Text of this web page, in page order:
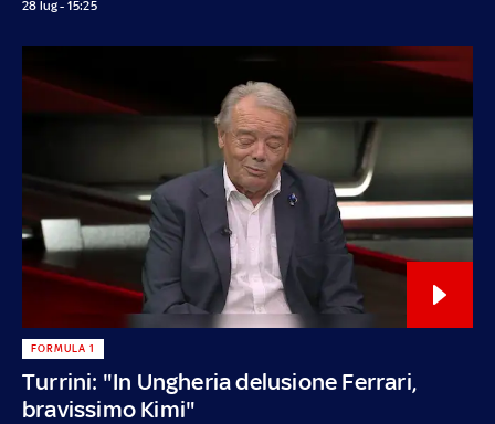
28 lug - 15:25
Turrini: "In Ungheria delusione Ferrari,
bravissimo Kimi"
FORMULA 1